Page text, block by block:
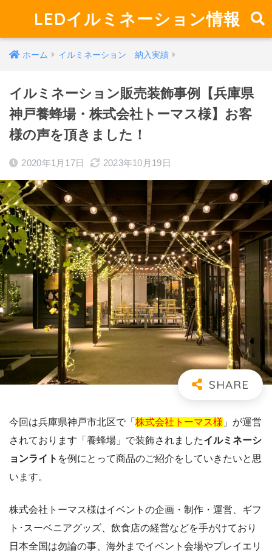
LEDイルミネーション情報
ホーム イルミネーション 納入実績
イルミネーション販売装飾事例【兵庫県
神戸養蜂場・株式会社トーマス様】お客
様の声を頂きました！
2020年1月17日 2023年10月19日
今回は兵庫県神戸市北区で「 株式会社トーマス様 」が運営
されております「養蜂場」で装飾されましたイルミネーシ
ョンライト を例にとって商品のご紹介をしていきたいと思
います。
株式会社トーマス様はイベントの企画・制作・運営、ギフ
ト･スーベニアグッズ、飲食店の経営などを手がけており
日本全国は勿論の事、海外までイベント会場やプレイエリ